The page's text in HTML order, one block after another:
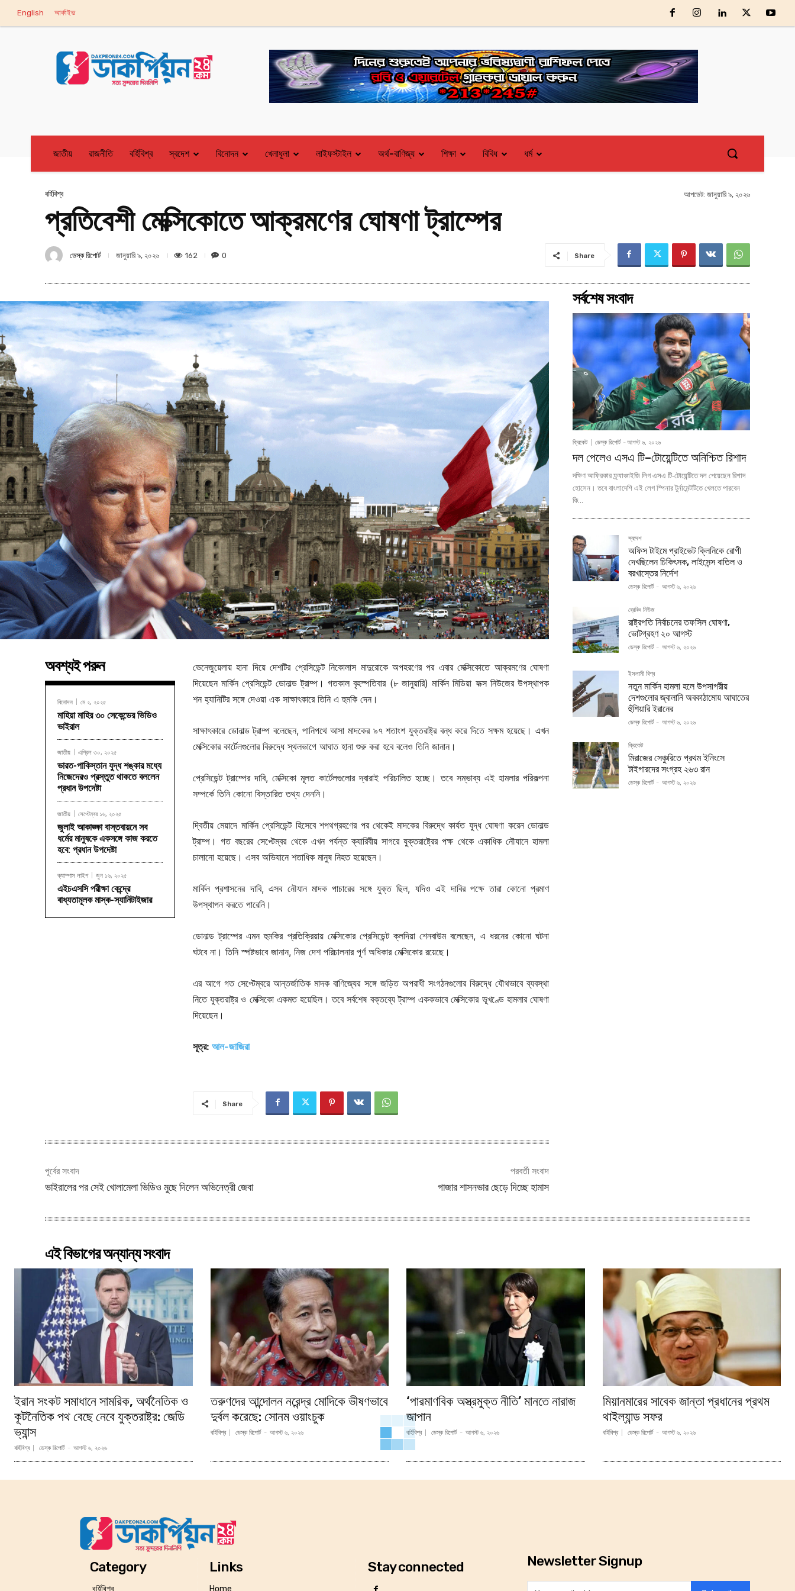
English আর্কাইভ
জাতীয় রাজনীতি বর্হিবিশ্ব স্বদেশ বিনোদন খেলাধূলা লাইফস্টাইল অর্থ-বাণিজ্য শিক্ষা বিবিধ ধর্ম
বর্হিবিশ্ব আপডেট: জানুয়ারি ৯, ২০২৬
প্রতিবেশী মেক্সিকোতে আক্রমণের ঘোষণা ট্রাম্পের
ডেস্ক রিপোর্ট জানুয়ারি ৯, ২০২৬ 162 0 Share
অবশ্যই পরুন
বিনোদন মে ২, ২০২৫
মাহিয়া মাহির ৩০ সেকেন্ডের ভিডিও
ভাইরাল
জাতীয় এপ্রিল ৩০, ২০২৫
ভারত-পাকিস্তান যুদ্ধ শঙ্কার মধ্যে
নিজেদেরও প্রস্তুত থাকতে বললেন
প্রধান উপদেষ্টা
জাতীয় সেপ্টেম্বর ১৬, ২০২৫
জুলাই আকাঙ্ক্ষা বাস্তবায়নে সব
ধর্মের মানুষকে একসঙ্গে কাজ করতে
হবে: প্রধান উপদেষ্টা
ক্যাম্পাস লাইপ জুন ১৬, ২০২৫
এইচএসসি পরীক্ষা কেন্দ্রে
বাধ্যতামূলক মাস্ক-স্যানিটাইজার
ভেনেজুয়েলায় হানা দিয়ে দেশটির প্রেসিডেন্ট নিকোলাস মাদুরোকে অপহরণের পর এবার মেক্সিকোতে আক্রমণের ঘোষণা
দিয়েছেন মার্কিন প্রেসিডেন্ট ডোনাল্ড ট্রাম্প। গতকাল বৃহস্পতিবার (৮ জানুয়ারি) মার্কিন মিডিয়া ফক্স নিউজের উপস্থাপক
শন হ্যানিটির সঙ্গে দেওয়া এক সাক্ষাৎকারে তিনি এ হুমকি দেন।
সাক্ষাৎকারে ডোনাল্ড ট্রাম্প বলেছেন, পানিপথে আসা মাদকের ৯৭ শতাংশ যুক্তরাষ্ট্র বন্ধ করে দিতে সক্ষম হয়েছে। এখন
মেক্সিকোর কার্টেলগুলোর বিরুদ্ধে স্থলভাগে আঘাত হানা শুরু করা হবে বলেও তিনি জানান।
প্রেসিডেন্ট ট্রাম্পের দাবি, মেক্সিকো মূলত কার্টেলগুলোর দ্বারাই পরিচালিত হচ্ছে। তবে সম্ভাব্য এই হামলার পরিকল্পনা
সম্পর্কে তিনি কোনো বিস্তারিত তথ্য দেননি।
দ্বিতীয় মেয়াদে মার্কিন প্রেসিডেন্ট হিসেবে শপথগ্রহণের পর থেকেই মাদকের বিরুদ্ধে কার্যত যুদ্ধ ঘোষণা করেন ডোনাল্ড
ট্রাম্প। গত বছরের সেপ্টেম্বর থেকে এখন পর্যন্ত ক্যারিবীয় সাগরে যুক্তরাষ্ট্রের পক্ষ থেকে একাধিক নৌযানে হামলা
চালানো হয়েছে। এসব অভিযানে শতাধিক মানুষ নিহত হয়েছেন।
মার্কিন প্রশাসনের দাবি, এসব নৌযান মাদক পাচারের সঙ্গে যুক্ত ছিল, যদিও এই দাবির পক্ষে তারা কোনো প্রমাণ
উপস্থাপন করতে পারেনি।
ডোনাল্ড ট্রাম্পের এমন হুমকির প্রতিক্রিয়ায় মেক্সিকোর প্রেসিডেন্ট ক্লদিয়া শেনবাউম বলেছেন, এ ধরনের কোনো ঘটনা
ঘটবে না। তিনি স্পষ্টভাবে জানান, নিজ দেশ পরিচালনার পূর্ণ অধিকার মেক্সিকোর রয়েছে।
এর আগে গত সেপ্টেম্বরে আন্তর্জাতিক মাদক বাণিজ্যের সঙ্গে জড়িত অপরাধী সংগঠনগুলোর বিরুদ্ধে যৌথভাবে ব্যবস্থা
নিতে যুক্তরাষ্ট্র ও মেক্সিকো একমত হয়েছিল। তবে সর্বশেষ বক্তব্যে ট্রাম্প এককভাবে মেক্সিকোর ভূখণ্ডে হামলার ঘোষণা
দিয়েছেন।
সূত্র: আল-জাজিরা
Share
পূর্বের সংবাদ
ভাইরালের পর সেই খোলামেলা ভিডিও মুছে দিলেন অভিনেত্রী জেবা
পরবর্তী সংবাদ
গাজার শাসনভার ছেড়ে দিচ্ছে হামাস
সর্বশেষ সংবাদ
ক্রিকেট ডেস্ক রিপোর্ট - আগস্ট ৬, ২০২৬
দল পেলেও এসএ টি–টোয়েন্টিতে অনিশ্চিত রিশাদ
দক্ষিণ আফ্রিকার ফ্র্যাঞ্চাইজি লিগ এসএ টি-টোয়েন্টিতে দল পেয়েছেন রিশাদ
হোসেন। তবে বাংলাদেশি এই লেগ স্পিনার টুর্নামেন্টটিতে খেলতে পারবেন
কি...
স্বদেশ
অফিস টাইমে প্রাইভেট ক্লিনিকে রোগী
দেখছিলেন চিকিৎসক, লাইসেন্স বাতিল ও
বরখাস্তের নির্দেশ
ডেস্ক রিপোর্ট - আগস্ট ৬, ২০২৬
ব্রেকিং নিউজ
রাষ্ট্রপতি নির্বাচনের তফসিল ঘোষণা,
ভোটগ্রহণ ২০ আগস্ট
ডেস্ক রিপোর্ট - আগস্ট ৬, ২০২৬
ইসলামী বিশ্ব
নতুন মার্কিন হামলা হলে উপসাগরীয়
দেশগুলোর জ্বালানি অবকাঠামোয় আঘাতের
হুঁশিয়ারি ইরানের
ডেস্ক রিপোর্ট - আগস্ট ৬, ২০২৬
ক্রিকেট
মিরাজের সেঞ্চুরিতে প্রথম ইনিংসে
টাইগারদের সংগ্রহ ২৬৩ রান
ডেস্ক রিপোর্ট - আগস্ট ৬, ২০২৬
এই বিভাগের অন্যান্য সংবাদ
ইরান সংকট সমাধানে সামরিক, অর্থনৈতিক ও
কূটনৈতিক পথ বেছে নেবে যুক্তরাষ্ট্র: জেডি
ভ্যান্স
বর্হিবিশ্ব ডেস্ক রিপোর্ট - আগস্ট ৬, ২০২৬
তরুণদের আন্দোলন নরেন্দ্র মোদিকে ভীষণভাবে
দুর্বল করেছে: সোনম ওয়াংচুক
বর্হিবিশ্ব ডেস্ক রিপোর্ট - আগস্ট ৬, ২০২৬
‘পারমাণবিক অস্ত্রমুক্ত নীতি’ মানতে নারাজ
জাপান
বর্হিবিশ্ব ডেস্ক রিপোর্ট - আগস্ট ৬, ২০২৬
মিয়ানমারের সাবেক জান্তা প্রধানের প্রথম
থাইল্যান্ড সফর
বর্হিবিশ্ব ডেস্ক রিপোর্ট - আগস্ট ৬, ২০২৬
Category Links Stay connected Newsletter Signup